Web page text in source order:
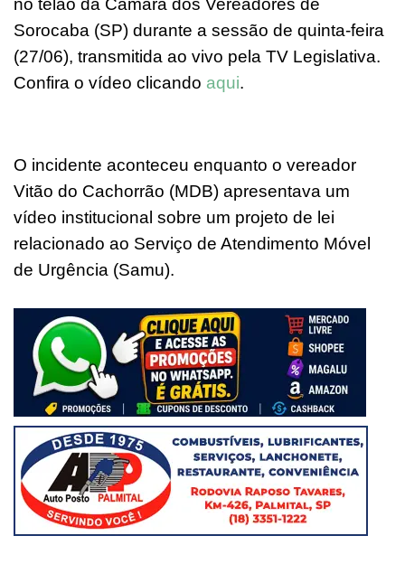
no telão da Câmara dos Vereadores de
Sorocaba (SP) durante a sessão de quinta-feira
(27/06), transmitida ao vivo pela TV Legislativa.
Confira o vídeo clicando aqui.
O incidente aconteceu enquanto o vereador
Vitão do Cachorrão (MDB) apresentava um
vídeo institucional sobre um projeto de lei
relacionado ao Serviço de Atendimento Móvel
de Urgência (Samu).